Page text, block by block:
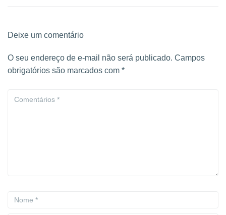
Deixe um comentário
O seu endereço de e-mail não será publicado. Campos
obrigatórios são marcados com *